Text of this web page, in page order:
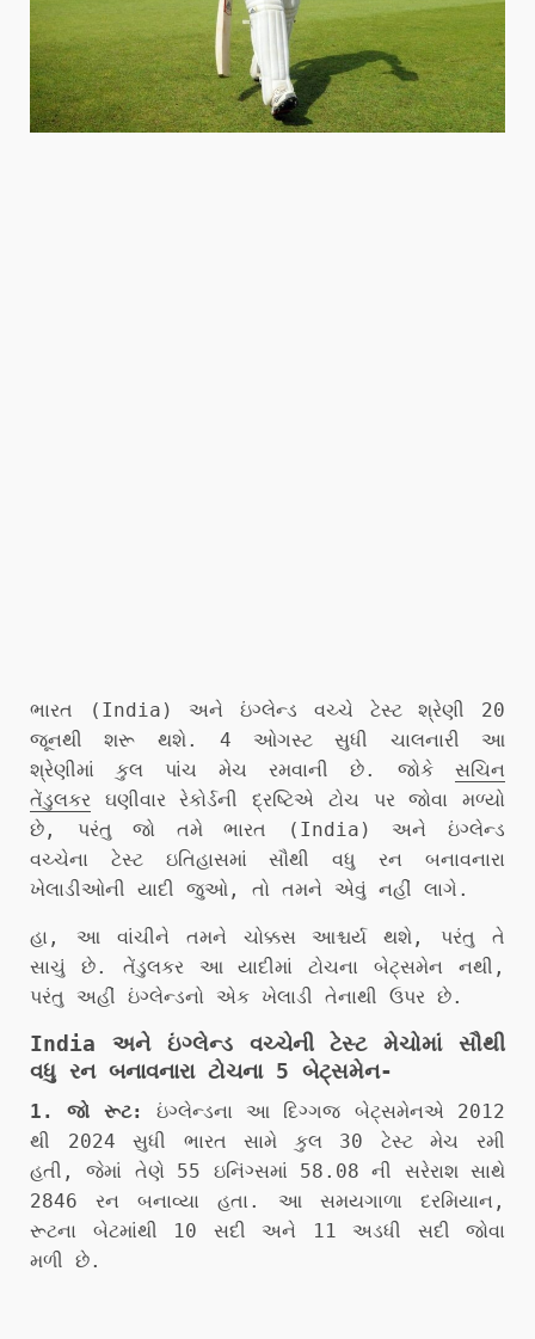
ભારત (India) અને ઇંગ્લેન્ડ વચ્ચે ટેસ્ટ શ્રેણી 20
જૂનથી શરૂ થશે. 4 ઓગસ્ટ સુધી ચાલનારી આ
શ્રેણીમાં કુલ પાંચ મેચ રમવાની છે. જોકે સચિન
તેંડુલકર ઘણીવાર રેકોર્ડની દ્રષ્ટિએ ટોચ પર જોવા મળ્યો
છે, પરંતુ જો તમે ભારત (India) અને ઇંગ્લેન્ડ
વચ્ચેના ટેસ્ટ ઇતિહાસમાં સૌથી વધુ રન બનાવનારા
ખેલાડીઓની યાદી જુઓ, તો તમને એવું નહીં લાગે.
હા, આ વાંચીને તમને ચોક્કસ આશ્ચર્ય થશે, પરંતુ તે
સાચું છે. તેંડુલકર આ યાદીમાં ટોચના બેટ્સમેન નથી,
પરંતુ અહીં ઇંગ્લેન્ડનો એક ખેલાડી તેનાથી ઉપર છે.
India અને ઇંગ્લેન્ડ વચ્ચેની ટેસ્ટ મેચોમાં સૌથી
વધુ રન બનાવનારા ટોચના 5 બેટ્સમેન-
1. જો રૂટ:
ઇંગ્લેન્ડના આ દિગ્ગજ બેટ્સમેનએ 2012
થી 2024 સુધી ભારત સામે કુલ 30 ટેસ્ટ મેચ રમી
હતી, જેમાં તેણે 55 ઇનિંગ્સમાં 58.08 ની સરેરાશ સાથે
2846 રન બનાવ્યા હતા. આ સમયગાળા દરમિયાન,
રૂટના બેટમાંથી 10 સદી અને 11 અડધી સદી જોવા
મળી છે.